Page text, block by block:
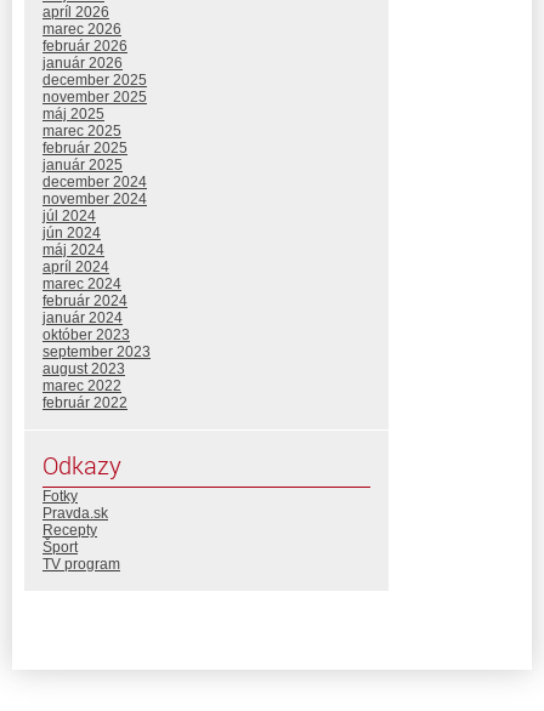
apríl 2026
marec 2026
február 2026
január 2026
december 2025
november 2025
máj 2025
marec 2025
február 2025
január 2025
december 2024
november 2024
júl 2024
jún 2024
máj 2024
apríl 2024
marec 2024
február 2024
január 2024
október 2023
september 2023
august 2023
marec 2022
február 2022
Odkazy
Fotky
Pravda.sk
Recepty
Šport
TV program